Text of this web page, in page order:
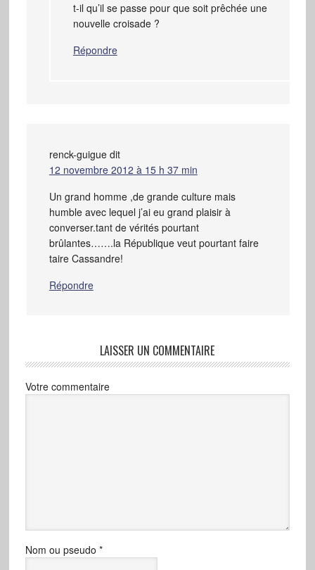
t-il qu’il se passe pour que soit prêchée une
nouvelle croisade ?
Répondre
renck-guigue dit
12 novembre 2012 à 15 h 37 min
Un grand homme ,de grande culture mais
humble avec lequel j’ai eu grand plaisir à
converser.tant de vérités pourtant
brûlantes…….la République veut pourtant faire
taire Cassandre!
Répondre
LAISSER UN COMMENTAIRE
Votre commentaire
Nom ou pseudo *